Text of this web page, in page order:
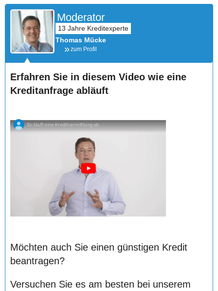
Moderator
Thomas Mücke
zum Profil
Erfahren Sie in diesem Video wie eine
Kreditanfrage abläuft
Möchten auch Sie einen günstigen Kredit
beantragen?
Versuchen Sie es am besten bei unserem